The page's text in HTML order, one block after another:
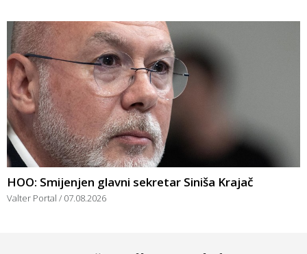
HOO: Smijenjen glavni sekretar Siniša Krajač
Valter Portal 07.08.2026